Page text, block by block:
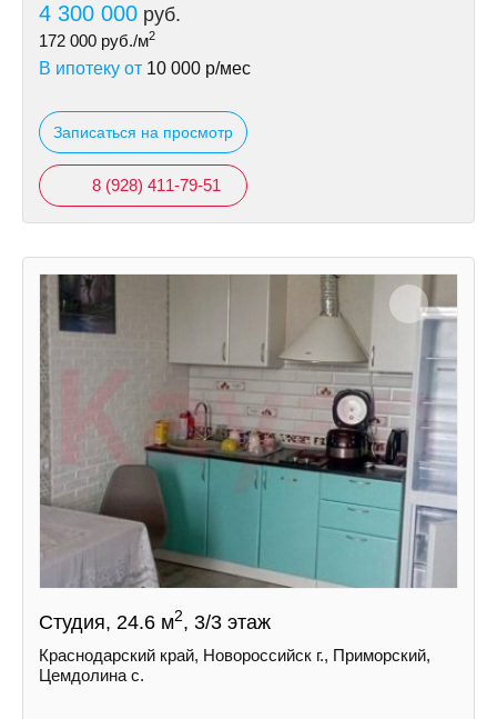
4 300 000 руб.
172 000 руб./м2
В ипотеку от 10 000 р/мес
Записаться на просмотр
8 (928) 411-79-51
Студия, 24.6 м2, 3/3 этаж
Краснодарский край, Новороссийск г., Приморский,
Цемдолина с.